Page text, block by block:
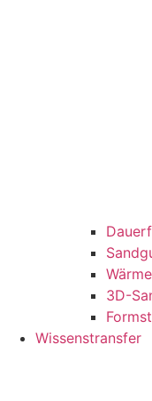
3D-
Wissenstransfer